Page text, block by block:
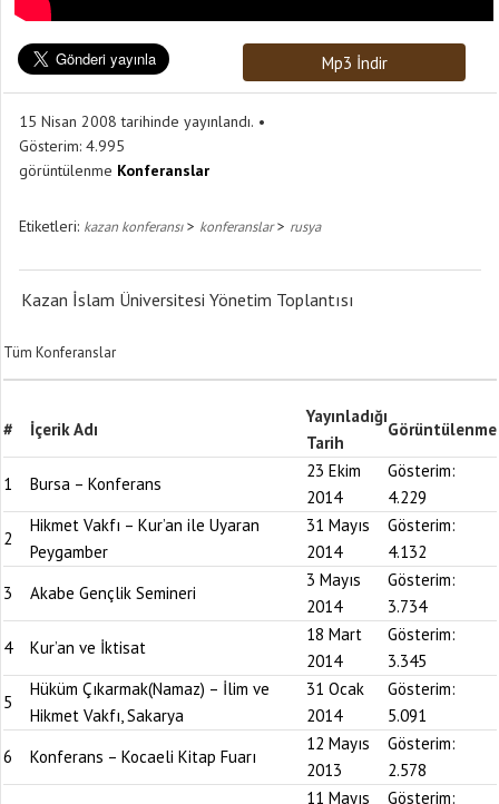
Mp3 İndir
15 Nisan 2008 tarihinde yayınlandı.
Gösterim: 4.995
görüntülenme Konferanslar
Etiketleri: kazan konferansı> konferanslar> rusya
Kazan İslam Üniversitesi Yönetim Toplantısı
Tüm Konferanslar
# İçerik Adı
Yayınladığı
Tarih
Görüntülenme
1 Bursa – Konferans
23 Ekim
2014
Gösterim:
4.229
2
Hikmet Vakfı – Kur’an ile Uyaran
Peygamber
31 Mayıs
2014
Gösterim:
4.132
3
Akabe Gençlik Semineri
3 Mayıs
2014
Gösterim:
3.734
4
Kur’an ve İktisat
18 Mart
2014
Gösterim:
3.345
5
Hüküm Çıkarmak(Namaz) – İlim ve
Hikmet Vakfı, Sakarya
31 Ocak
2014
Gösterim:
5.091
6
Konferans – Kocaeli Kitap Fuarı
12 Mayıs
2013
Gösterim:
2.578
11 Mayıs
Gösterim: